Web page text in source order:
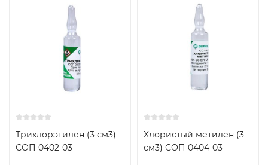
Трихлорэтилен (3 см3)
СОП 0402-03
Хлористый метилен (3
см3) СОП 0404-03